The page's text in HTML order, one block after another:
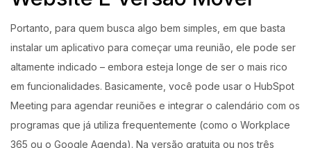
Portanto, para quem busca algo bem simples, em que basta
instalar um aplicativo para começar uma reunião, ele pode ser
altamente indicado – embora esteja longe de ser o mais rico
em funcionalidades. Basicamente, você pode usar o HubSpot
Meeting para agendar reuniões e integrar o calendário com os
programas que já utiliza frequentemente (como o Workplace
365 ou o Google Agenda). Na versão gratuita ou nos três